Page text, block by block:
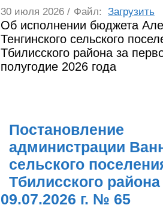
30 июля 2026 / Файл: Загрузить
Об исполнении бюджета
Тенгинского сельского
Тбилисского района за
полугодие 2026 года
Постановление
администрации
сельского
Тбилисского района
09.07.2026 г. № 65